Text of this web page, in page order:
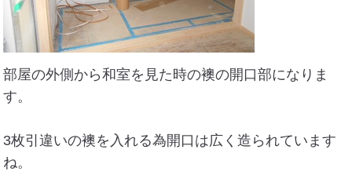
部屋の外側から和室を見た時の襖の開口部になりま
す。
3枚引違いの襖を入れる為開口は広く造られています
ね。